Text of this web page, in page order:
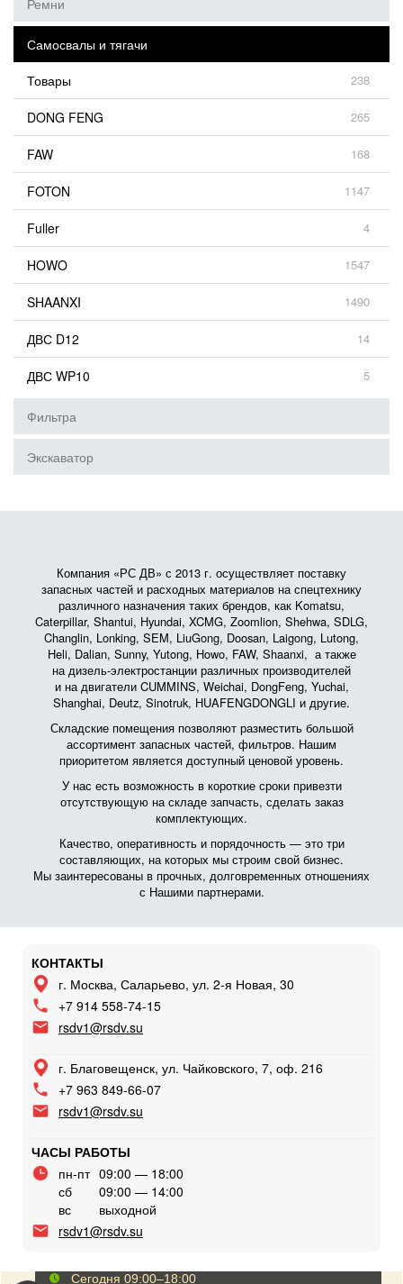
Ремни
Самосвалы и тягачи
Товары
238
DONG FENG 265
FAW 168
FOTON 1147
Fuller 4
HOWO 1547
SHAANXI 1490
ДВС D12 14
ДВС WP10 5
Фильтра
Экскаватор
Компания «РС ДВ» с 2013 г. осуществляет поставку
запасных частей и расходных материалов на спецтехнику
различного назначения таких брендов, как Komatsu,
Caterpillar, Shantui, Hyundai, XCMG, Zoomlion, Shehwa, SDLG,
Changlin, Lonking, SEM, LiuGong, Doosan, Laigong, Lutong,
Heli, Dalian, Sunny, Yutong, Howo, FAW, Shaanxi, а также
на дизель-электростанции различных производителей
и на двигатели CUMMINS, Weichai, DongFeng, Yuchai,
Shanghai, Deutz, Sinotruk, HUAFENGDONGLI и другие.
Складские помещения позволяют разместить большой
ассортимент запасных частей, фильтров. Нашим
приоритетом является доступный ценовой уровень.
У нас есть возможность в короткие сроки привезти
отсутствующую на складе запчасть, сделать заказ
комплектующих.
Качество, оперативность и порядочность — это три
составляющих, на которых мы строим свой бизнес.
Мы заинтересованы в прочных, долговременных отношениях
с Нашими партнерами.
КОНТАКТЫ
г. Москва, Саларьево, ул. 2-я Новая, 30
+7 914 558-74-15
rsdv1@rsdv.su
г. Благовещенск, ул. Чайковского, 7, оф. 216
+7 963 849-66-07
rsdv1@rsdv.su
ЧАСЫ РАБОТЫ
пн-пт 09:00 — 18:00
сб
09:00 — 14:00
вс
выходной
rsdv1@rsdv.su